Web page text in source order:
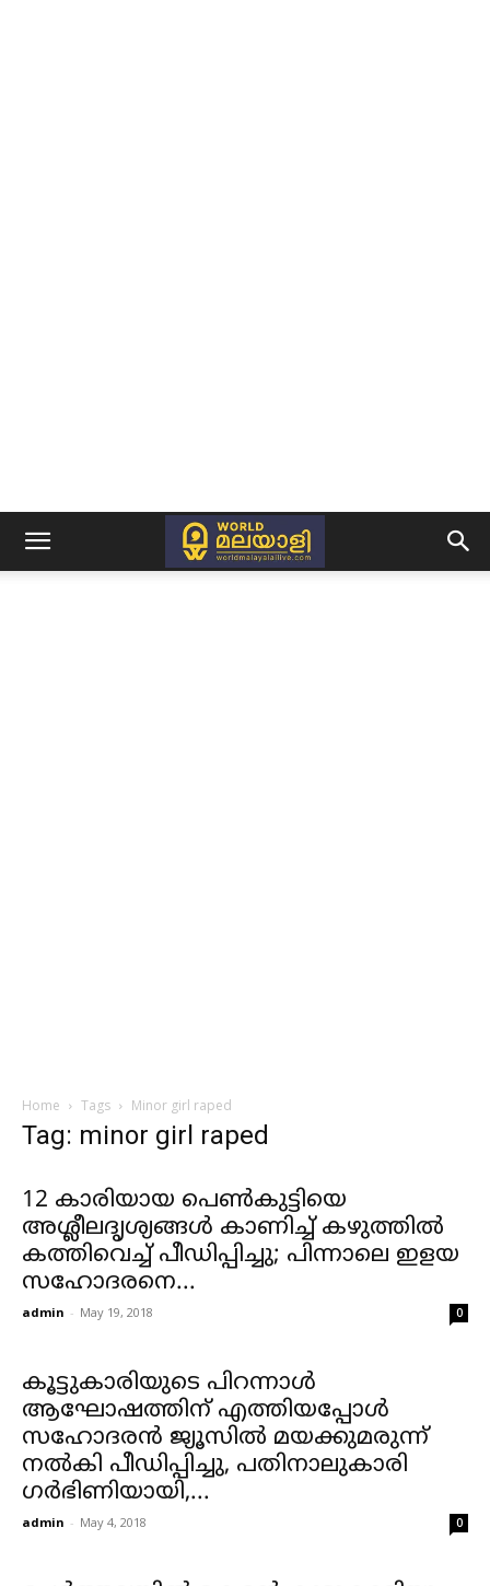
Home Tags Minor girl raped
Tag: minor girl raped
12 കാരിയായ പെണ്‍കുട്ടിയെ
അശ്ലീലദൃശ്യങ്ങള്‍ കാണിച്ച് കഴുത്തില്‍
കത്തിവെച്ച് പീഡിപ്പിച്ചു; പിന്നാലെ ഇളയ
സഹോദരനെ...
admin - May 19, 2018 0
കൂട്ടുകാരിയുടെ പിറന്നാള്‍
ആഘോഷത്തിന് എത്തിയപ്പോള്‍
സഹോദരന്‍ ജ്യൂസില്‍ മയക്കുമരുന്ന്
നല്‍കി പീഡിപ്പിച്ചു, പതിനാലുകാരി
ഗര്‍ഭിണിയായി,...
admin - May 4, 2018 0